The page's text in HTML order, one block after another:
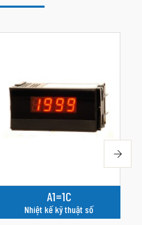
A1=1C
Nhiệt kế kỹ thuật số